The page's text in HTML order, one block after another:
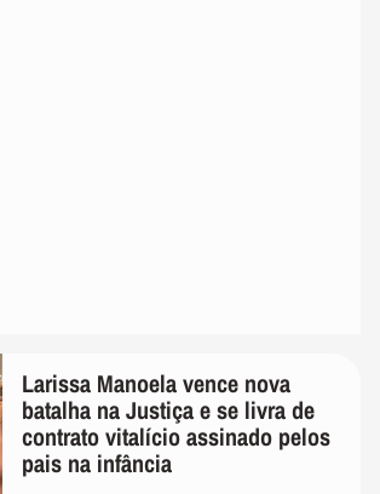
Larissa Manoela vence nova
batalha na Justiça e se livra de
contrato vitalício assinado pelos
pais na infância